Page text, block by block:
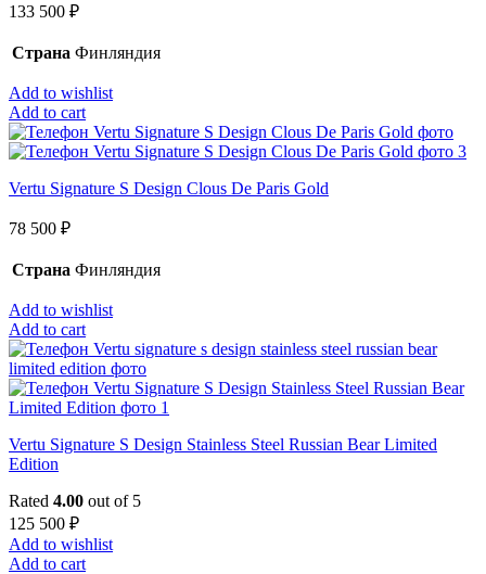
133 500 ₽
Страна Финляндия
Add to wishlist
Add to cart
Vertu Signature S Design Clous De Paris Gold
78 500 ₽
Страна Финляндия
Add to wishlist
Add to cart
Vertu Signature S Design Stainless Steel Russian Bear Limited
Edition
Rated 4.00 out of 5
125 500 ₽
Add to wishlist
Add to cart